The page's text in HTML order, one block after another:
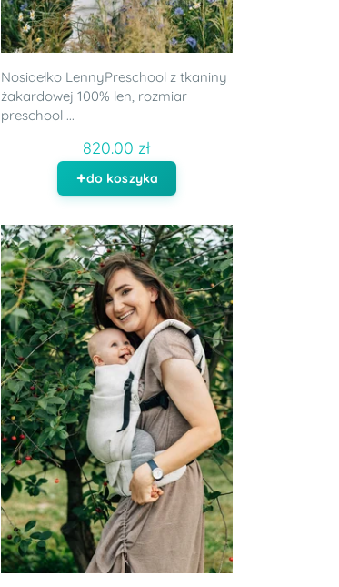
Nosidełko LennyPreschool z tkaniny
żakardowej 100% len, rozmiar
preschool ...
820.00 zł
do koszyka